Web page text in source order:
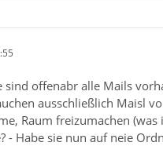
sind offenabr alle Mails
ausschließlich Maisl
Raum freizumachen
- Habe sie nun auf neie